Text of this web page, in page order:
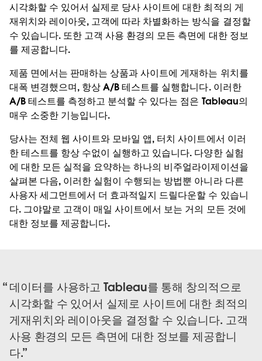
시각화할 수 있어서 실제로 당사 사이트에 대한 최적의 게
재위치와 레이아웃, 고객에 따라 차별화하는 방식을 결정할
수 있습니다. 또한 고객 사용 환경의 모든 측면에 대한 정보
를 제공합니다.
제품 면에서는 판매하는 상품과 사이트에 게재하는 위치를
대폭 변경했으며, 항상 A/B 테스트를 실행합니다. 이러한
A/B 테스트를 측정하고 분석할 수 있다는 점은 Tableau의
매우 소중한 기능입니다.
당사는 전체 웹 사이트와 모바일 앱, 터치 사이트에서 이러
한 테스트를 항상 수없이 실행하고 있습니다. 다양한 실험
에 대한 모든 실적을 요약하는 하나의 비주얼라이제이션을
살펴본 다음, 이러한 실험이 수행되는 방법뿐 아니라 다른
사용자 세그먼트에서 더 효과적일지 드릴다운할 수 있습니
다. 그야말로 고객이 매일 사이트에서 보는 거의 모든 것에
대한 정보를 제공합니다.
데이터를 사용하고 Tableau를 통해 창의적으로
시각화할 수 있어서 실제로 사이트에 대한 최적의
게재위치와 레이아웃을 결정할 수 있습니다. 고객
사용 환경의 모든 측면에 대한 정보를 제공합니
다.